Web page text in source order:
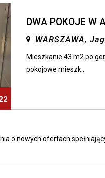
DWA POKOJE W
WARSZAWA,
Mieszkanie 43 m2 po
pokojowe mieszk...
o nowych ofertach